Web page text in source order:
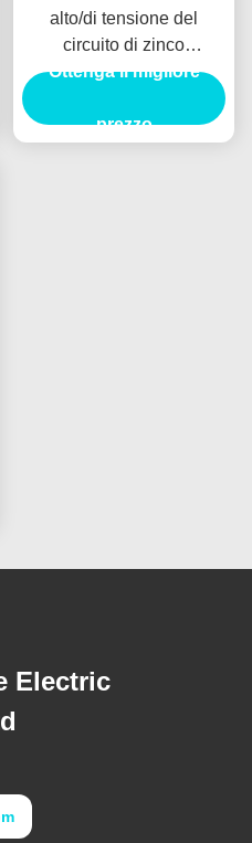
alto/di tensione del
circuito di zinco
dell'ossido scaricatore
alloggio ceramico,
Ottenga il migliore
prezzo
Electric